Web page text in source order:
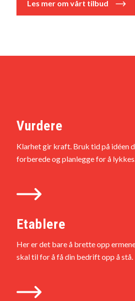
Les mer om vårt tilbud
Vurdere
Klarhet gir kraft. Bruk tid på idéen
forberede og planlegge for å
Etablere
Her er det bare å brette opp
skal til for å få din bedrift opp å stå.